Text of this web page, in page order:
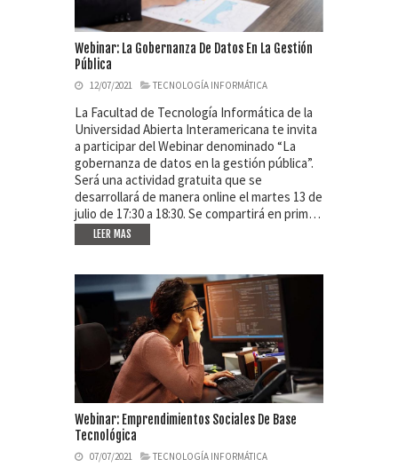
Webinar: La Gobernanza De Datos En La Gestión
Pública
12/07/2021 TECNOLOGÍA INFORMÁTICA
La Facultad de Tecnología Informática de la
Universidad Abierta Interamericana te invita
a participar del Webinar denominado “La
gobernanza de datos en la gestión pública”.
Será una actividad gratuita que se
desarrollará de manera online el martes 13 de
julio de 17:30 a 18:30. Se compartirá en prim…
LEER MAS
Webinar: Emprendimientos Sociales De Base
Tecnológica
07/07/2021 TECNOLOGÍA INFORMÁTICA